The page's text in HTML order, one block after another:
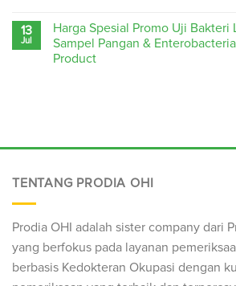
13
Jul
Harga Spesial Promo Uji Bakteri
Sampel Pangan &
Product
TENTANG PRODIA OHI
Prodia OHI adalah sister company dari
yang berfokus pada layanan
berbasis Kedokteran Okupasi dengan